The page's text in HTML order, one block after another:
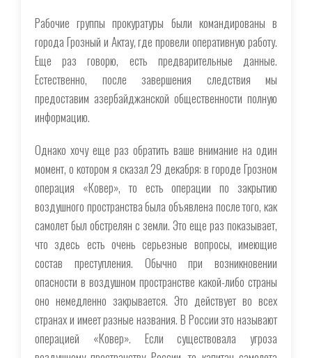
Рабочие группы прокуратуры были командированы в
города Грозный и Актау, где провели оперативную работу.
Еще раз говорю, есть предварительные данные.
Естественно, после завершения следствия мы
предоставим азербайджанской общественности полную
информацию.
Однако хочу еще раз обратить ваше внимание на один
момент, о котором я сказал 29 декабря: в городе Грозном
операция «Ковер», то есть операции по закрытию
воздушного пространства была объявлена после того, как
самолет был обстрелян с земли. Это еще раз показывает,
что здесь есть очень серьезные вопросы, имеющие
состав преступления. Обычно при возникновении
опасности в воздушном пространстве какой-либо страны
оно немедленно закрывается. Это действует во всех
странах и имеет разные названия. В России это называют
операцией «Ковер». Если существовала угроза